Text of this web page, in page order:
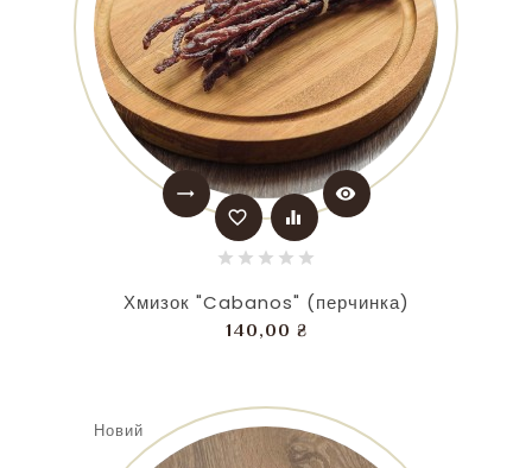
trending_flat
favorite_border
equalizer
visibility
Хмизок "Cabanos" (перчинка)
140,00 ₴Ціна
Новий